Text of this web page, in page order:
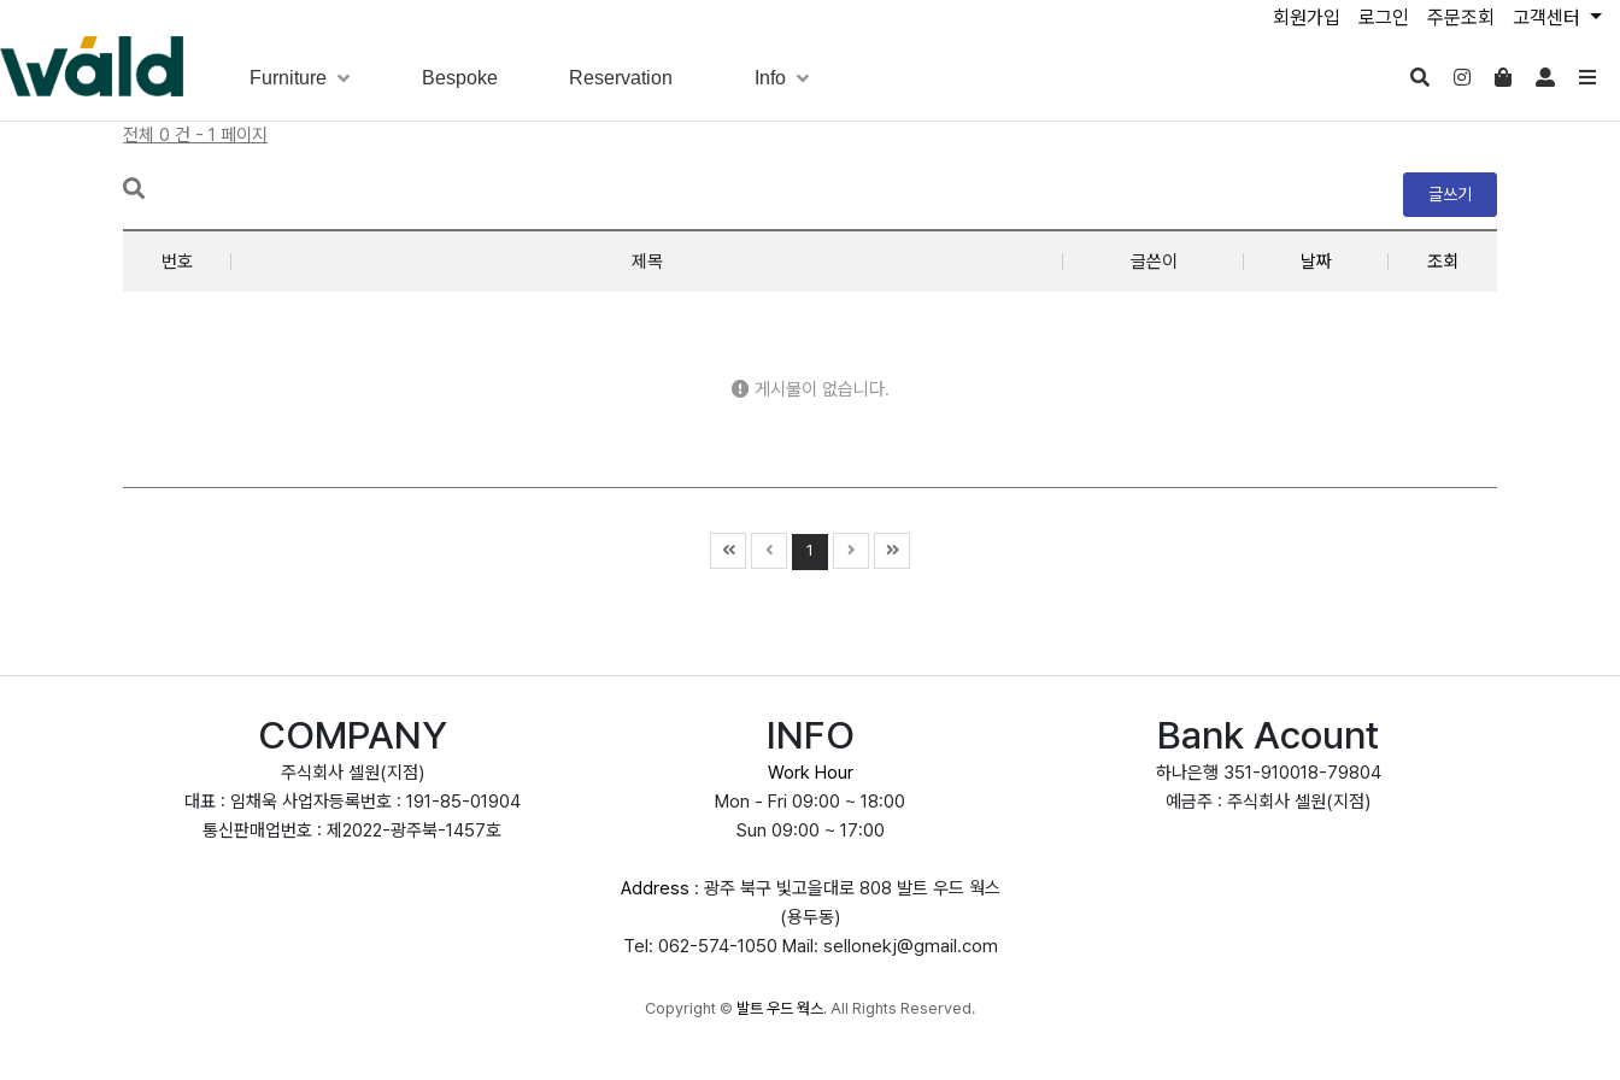
회원가입 로그인 주문조회 고객센터
Furniture Bespoke Reservation Info
전체 0 건 - 1 페이지
글쓰기
번호 제목 글쓴이 날짜 조회
게시물이 없습니다.
1
COMPANY
주식회사 셀원(지점)
대표 : 임채욱 사업자등록번호 : 191-85-01904
통신판매업번호 : 제2022-광주북-1457호
INFO
Work Hour
Mon - Fri 09:00 ~ 18:00
Sun 09:00 ~ 17:00
Address : 광주 북구 빛고을대로 808 발트 우드 웍스
(용두동)
Tel: 062-574-1050 Mail: sellonekj@gmail.com
Bank Acount
하나은행 351-910018-79804
예금주 : 주식회사 셀원(지점)
Copyright © 발트 우드 웍스. All Rights Reserved.